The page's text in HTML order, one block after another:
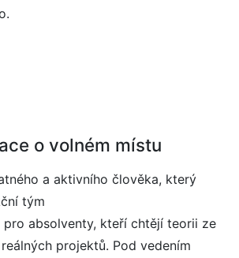
o volném místu
a aktivního člověka, který
tým
pro absolventy, kteří chtějí teorii ze
projektů. Pod vedením